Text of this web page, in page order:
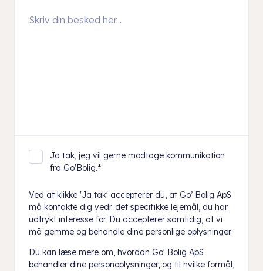
Ja tak, jeg vil gerne modtage kommunikation
fra Go'Bolig.*
Ved at klikke 'Ja tak' accepterer du, at Go’ Bolig ApS
må kontakte dig vedr. det specifikke lejemål, du har
udtrykt interesse for. Du accepterer samtidig, at vi
må gemme og behandle dine personlige oplysninger.
Du kan læse mere om, hvordan Go' Bolig ApS
behandler dine personoplysninger, og til hvilke formål,